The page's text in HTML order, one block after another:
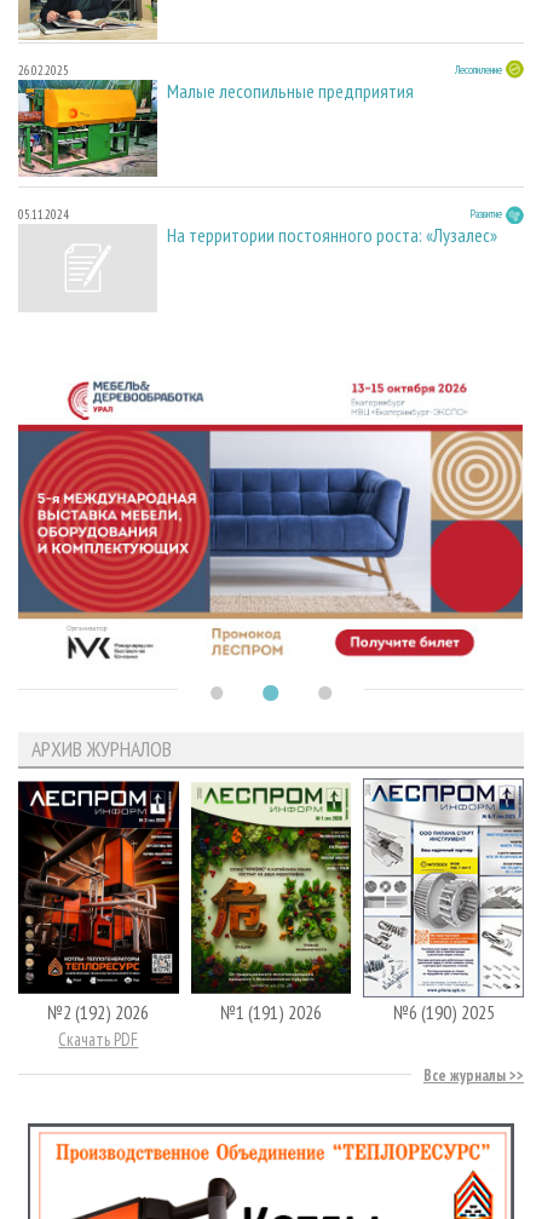
26.02.2025 Лесопиление
Малые лесопильные предприятия
05.11.2024 Развитие
На территории постоянного роста: «Лузалес»
АРХИВ ЖУРНАЛОВ
№2 (192) 2026
Скачать PDF
№1 (191) 2026 №6 (190) 2025
Все журналы